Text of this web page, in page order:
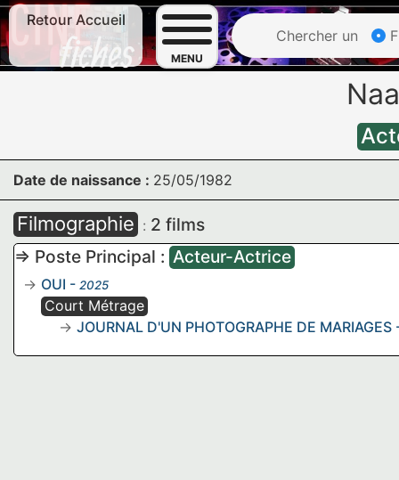
Retour Accueil
MENU
Chercher un
Date de naissance : 25/05/1982
Filmographie : 2 films
=> Poste Principal : Acteur-Actrice
OUI - 2025
Court Métrage
JOURNAL D'UN PHOTOGRAPHE DE MARIAGES